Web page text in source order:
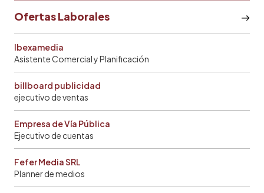
Ofertas Laborales
Ibexamedia
Asistente Comercial y Planificación
billboard publicidad
ejecutivo de ventas
Empresa de Vía Pública
Ejecutivo de cuentas
Fefer Media SRL
Planner de medios